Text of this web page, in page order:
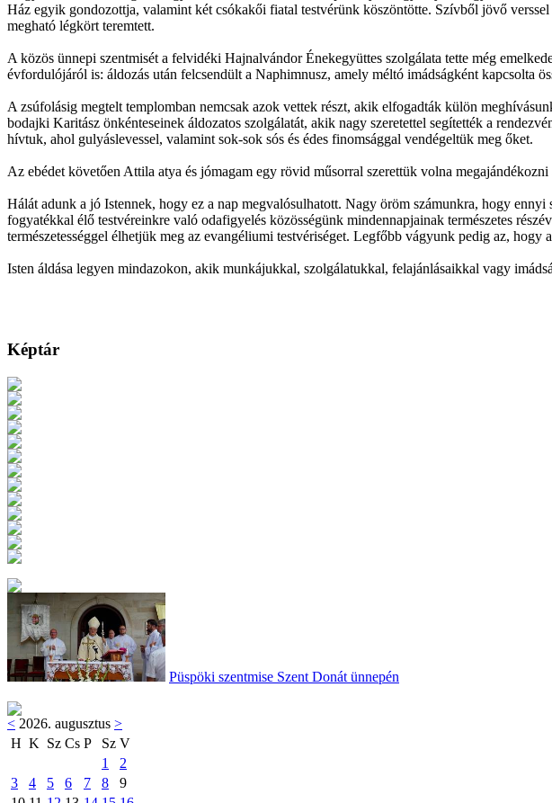
Ház egyik gondozottja, valamint két csókakői fiatal testvérünk köszöntötte. Szívből jövő
megható légkört teremtett.
A közös ünnepi szentmisét a felvidéki Hajnalvándor Énekegyüttes szolgálata tette még
évfordulójáról is: áldozás után felcsendült a Naphimnusz, amely méltó imádságként kapcsolta
A zsúfolásig megtelt templomban nemcsak azok vettek részt, akik elfogadták külön
bodajki Karitász önkénteseinek áldozatos szolgálatát, akik nagy szeretettel segítették a
hívtuk, ahol gulyáslevessel, valamint sok-sok sós és édes finomsággal vendégeltük meg őket.
Az ebédet követően Attila atya és jómagam egy rövid műsorral szerettük volna
Hálát adunk a jó Istennek, hogy ez a nap megvalósulhatott. Nagy öröm számunkra, hogy
fogyatékkal élő testvéreinkre való odafigyelés közösségünk mindennapjainak természetes
természetességgel élhetjük meg az evangéliumi testvériséget. Legfőbb vágyunk pedig az,
Isten áldása legyen mindazokon, akik munkájukkal, szolgálatukkal, felajánlásaikkal vagy
Képtár
Püspöki szentmise Szent Donát ünnepén
< 2026. augusztus >
H K Sz Cs P Sz V
1
2
3
4 5 6 7 8
9